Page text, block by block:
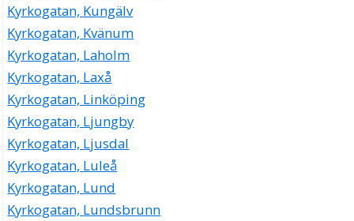
Kyrkogatan, Kungälv
Kyrkogatan, Kvänum
Kyrkogatan, Laholm
Kyrkogatan, Laxå
Kyrkogatan, Linköping
Kyrkogatan, Ljungby
Kyrkogatan, Ljusdal
Kyrkogatan, Luleå
Kyrkogatan, Lund
Kyrkogatan, Lundsbrunn